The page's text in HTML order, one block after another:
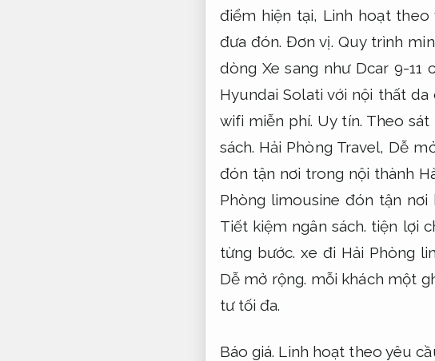
điểm hiện tại, Linh hoạt theo
đưa đón.Đơn vị. Quy trình
dòng Xe sang như Dcar 9-11
Hyundai Solati với nội thất da
wifi miễn phí. Uy tín. Theo sát
sách. Hải Phòng Travel, Dễ
đón tận nơi trong nội thành
Phòng limousine đón tận
Tiết kiệm ngân sách. tiện lợi
từng bước. xe đi Hải Phòng
Dễ mở rộng. mỗi khách một
tư tối đa.
Báo giá. Linh hoạt theo yêu